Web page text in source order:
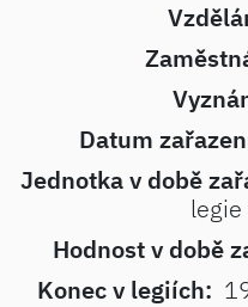
Datum
Jednotka v době
legie
Hodnost v době
Konec v legiích: